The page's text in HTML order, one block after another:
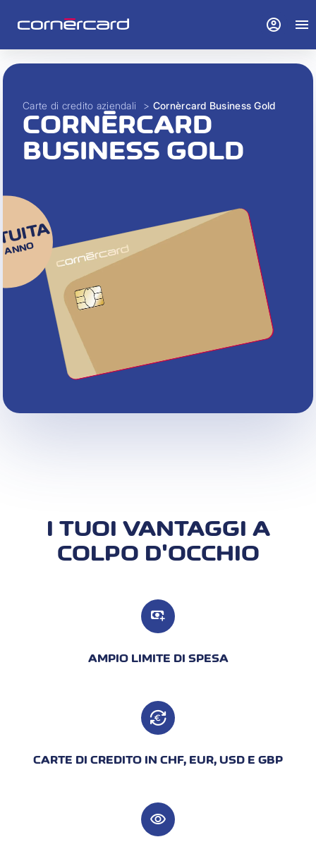
Carte di credito aziendali > Cornèrcard Business Gold
CORNÈRCARD
BUSINESS GOLD
ANNO
I TUOI VANTAGGI A
COLPO D'OCCHIO
AMPIO LIMITE DI SPESA
CARTE DI CREDITO IN CHF, EUR, USD E GBP
visibility
account_circle menu